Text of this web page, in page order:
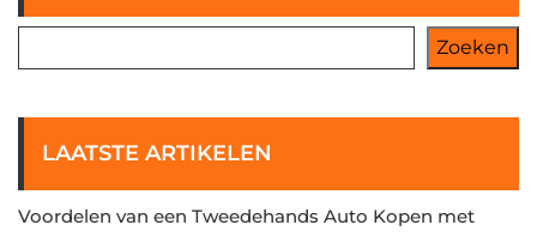
Zoeken
LAATSTE ARTIKELEN
Voordelen van een Tweedehands Auto Kopen met